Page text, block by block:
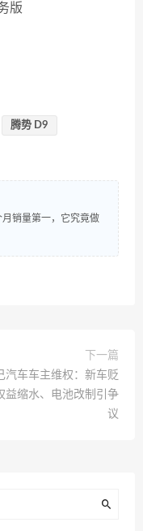
版
腾势 D9
销量第一，它究竟做
下一篇
汽车车主维权：新车贬
益缩水、电池改制引争
议